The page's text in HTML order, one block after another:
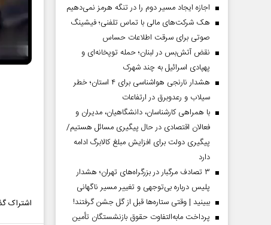
اشتراک
اجازه ایجاد مسیر دوم را در تنگه هرمز نمی‌دهیم
هک شرکت‌های مالی با تماس تلفنی؛ فیشینگ
صوتی برای سرقت اطلاعات حساس
نقض آتش‌بس در لبنان؛ حمله توپخانه‌ای و
پهپادی اسرائیل به چند شهرک
هشدار نارنجی هواشناسی برای ۴ استان؛ خطر
سیلاب و رعدوبرق در ارتفاعات
با همراهی کارشناسان، دانشگاهیان، مدیران و
فعالان اقتصادی در حال پیگیری مسائل هستیم/
پیگیری دولت برای افزایش مبلغ کالابرگ ادامه
دارد
۳ تصادف مرگبار در بزرگراه‌های تهران؛ هشدار
پلیس درباره بی‌توجهی و تغییر مسیر ناگهانی
ببینید | وقتی ستاره‌ها قبل از گل جشن گرفتند!
پرداخت مابه‌التفاوت حقوق بازنشستگان تأمین